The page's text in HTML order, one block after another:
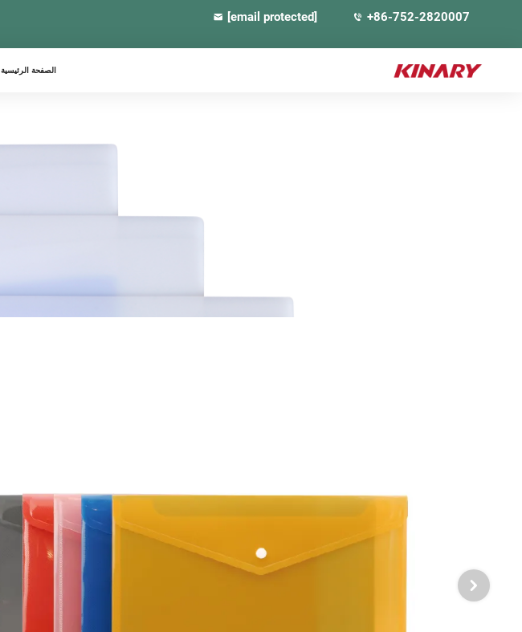
+86-752-2820007
[email protected]
الصفحة الرئيسية